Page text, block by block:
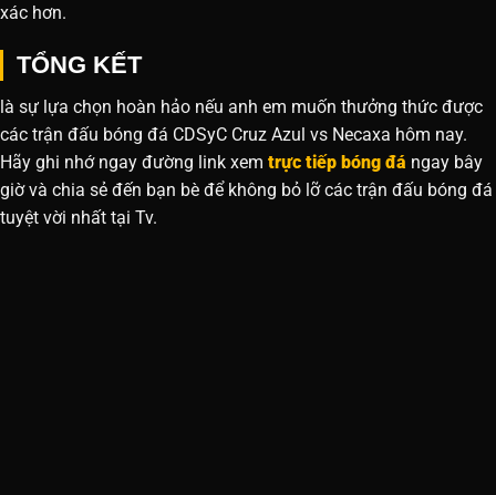
xác hơn.
TỔNG KẾT
là sự lựa chọn hoàn hảo nếu anh em muốn thưởng thức được
các trận đấu bóng đá CDSyC Cruz Azul vs Necaxa hôm nay.
Hãy ghi nhớ ngay đường link xem trực tiếp bóng đá ngay bây
giờ và chia sẻ đến bạn bè để không bỏ lỡ các trận đấu bóng đá
tuyệt vời nhất tại Tv.